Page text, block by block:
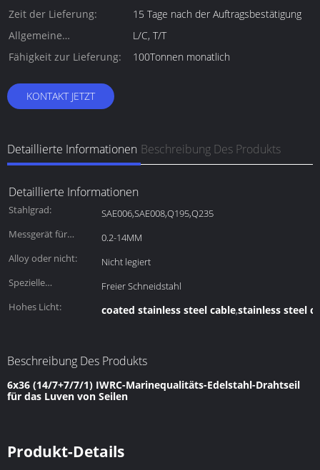
Zeit der Lieferung:
15 Tage nach der Auftragsbestätigung
Allgemeine
Zahlungsbedingungen:
L/C, T/T
Fähigkeit zur Lieferung:
100Tonnen monatlich
KONTAKT JETZT
Detaillierte Informationen Beschreibung Des Produkts
Detaillierte Informationen
Stahlgrad:
SAE006,SAE008,Q195,Q235
Messgerät für
0.2-14MM
Alloy oder nicht:
Nicht legiert
Spezielle
Freier Schneidstahl
Hohes Licht:
coated stainless steel cable,stainless steel
Beschreibung Des Produkts
6x36 (14/7+7/7/1) IWRC-Marinequalitäts-Edelstahl-Drahtseil
für das Luven von Seilen
Produkt-Details